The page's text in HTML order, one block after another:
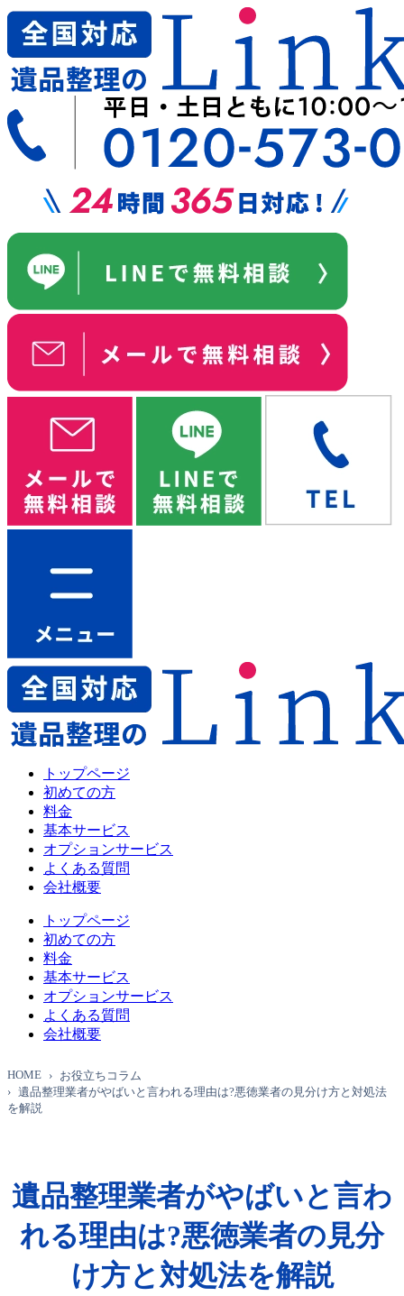
トップページ
初めての方
料金
基本サービス
オプションサービス
よくある質問
会社概要
トップページ
初めての方
料金
基本サービス
オプションサービス
よくある質問
会社概要
HOME
お役立ちコラム
遺品整理業者がやばいと言われる理由は?悪徳業者の見分け方と対処法
を解説
遺品整理業者がやばいと言わ
れる理由は?悪徳業者の見分
け方と対処法を解説